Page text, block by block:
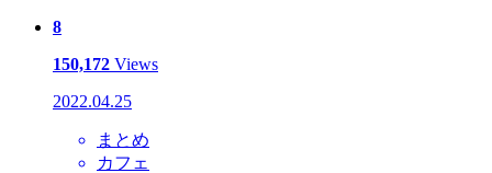
8
150,172 Views
2022.04.25
まとめ
カフェ